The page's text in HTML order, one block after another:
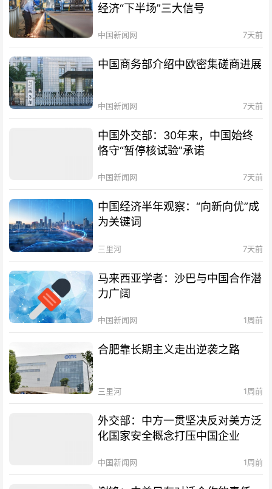
经济“下半场”三大信号
中国新闻网 7天前
中国商务部介绍中欧密集磋商进展
中国新闻网 7天前
中国外交部：30年来，中国始终
恪守“暂停核试验”承诺
中国新闻网 7天前
中国经济半年观察：“向新向优”成
为关键词
三里河 7天前
马来西亚学者：沙巴与中国合作潜
力广阔
中国新闻网 1周前
合肥靠长期主义走出逆袭之路
三里河 1周前
外交部：中方一贯坚决反对美方泛
化国家安全概念打压中国企业
中国新闻网 1周前